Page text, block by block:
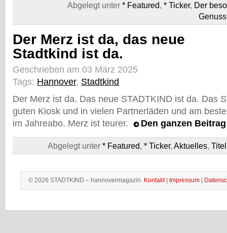
Abgelegt unter * Featured, * Ticker, Der
Genuss
Der Merz ist da, das neue
Stadtkind ist da.
Geschrieben am 03 März 2025
Tags: Hannover, Stadtkind
Der Merz ist da. Das neue STADTKIND ist da. Das
guten Kiosk und in vielen Partnerläden und am
im Jahreabo. Merz ist teurer.
Den ganzen
Abgelegt unter * Featured, * Ticker, Aktuelles, Titel
© 2026 STADTKIND – hannovermagazin. Kontakt| Impressum